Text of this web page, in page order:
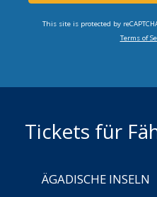
This site is protected by
Terms of
Tickets für
ÄGADISCHE INSELN